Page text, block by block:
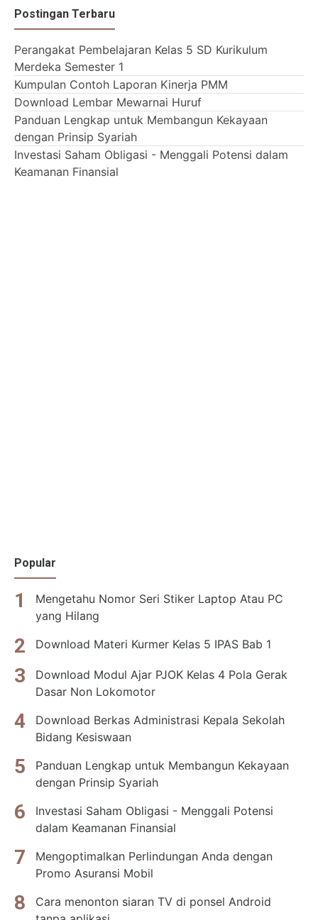
Postingan Terbaru
Perangakat Pembelajaran Kelas 5 SD Kurikulum
Merdeka Semester 1
Kumpulan Contoh Laporan Kinerja PMM
Download Lembar Mewarnai Huruf
Panduan Lengkap untuk Membangun Kekayaan
dengan Prinsip Syariah
Investasi Saham Obligasi - Menggali Potensi dalam
Keamanan Finansial
Popular
Mengetahu Nomor Seri Stiker Laptop Atau PC
yang Hilang
Download Materi Kurmer Kelas 5 IPAS Bab 1
Download Modul Ajar PJOK Kelas 4 Pola Gerak
Dasar Non Lokomotor
Download Berkas Administrasi Kepala Sekolah
Bidang Kesiswaan
Panduan Lengkap untuk Membangun Kekayaan
dengan Prinsip Syariah
Investasi Saham Obligasi - Menggali Potensi
dalam Keamanan Finansial
Mengoptimalkan Perlindungan Anda dengan
Promo Asuransi Mobil
Cara menonton siaran TV di ponsel Android